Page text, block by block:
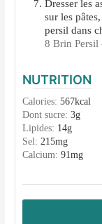
Dresser les
sur les
persil dans
8 Brin Persil
NUTRITION
Calories:567kcal
Dont sucre:3g
Lipides: 14g
Sel:215mg
Calcium:91mg